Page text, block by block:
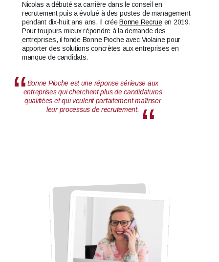
Nicolas a débuté sa carrière dans le conseil en
recrutement puis a évolué à des postes de management
pendant dix-huit ans ans. Il créeBonne Recrueen 2019.
Pour toujours mieux répondre à la demande des
entreprises, il fonde Bonne Pioche avec Violaine pour
apporter des solutions concrètes aux entreprises en
manque de candidats.
Bonne Pioche est une réponse sérieuse aux
entreprises qui cherchent plus de candidatures
qualifiées et qui veulent parfaitement maîtriser
leur processus de recrutement.